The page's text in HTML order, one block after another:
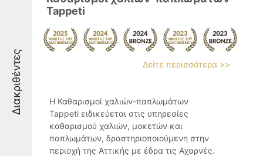
Διακριθέντες
Tappeti
Δείτε περισσότερα >>
Η Καθαρισμοί χαλιών-παπλωμάτων
Tappeti ειδικεύεται στις υπηρεσίες
καθαρισμού χαλιών, μοκετών και
παπλωμάτων, δραστηριοποιούμενη στην
περιοχή της Αττικής με έδρα τις Αχαρνές.